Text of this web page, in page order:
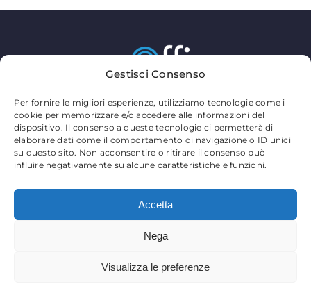
Gestisci Consenso
Per fornire le migliori esperienze, utilizziamo tecnologie come i
cookie per memorizzare e/o accedere alle informazioni del
dispositivo. Il consenso a queste tecnologie ci permetterà di
elaborare dati come il comportamento di navigazione o ID unici
su questo sito. Non acconsentire o ritirare il consenso può
influire negativamente su alcune caratteristiche e funzioni.
Accetta
Nega
Visualizza le preferenze
MY OFFICE S.R.L.
Via Sandro Pertini 63812 – Montegranaro FM
Telefono:0734 89491
Email: commerciale@myofficegroup.it
Partita Iva: 02149220440
Privacy Policy–Cookie Policy–Partners